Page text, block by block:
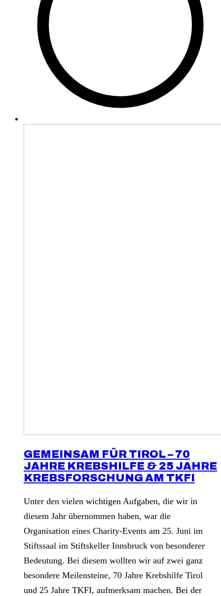
GEMEINSAM FÜR TIROL – 70
JAHRE KREBSHILFE & 25 JAHRE
KREBSFORSCHUNG AM TKFI
Unter den vielen wichtigen Aufgaben, die wir in
diesem Jahr übernommen haben, war die
Organisation eines Charity-Events am 25. Juni im
Stiftssaal im Stiftskeller Innsbruck von besonderer
Bedeutung. Bei diesem wollten wir auf zwei ganz
besondere Meilensteine, 70 Jahre Krebshilfe Tirol
und 25 Jahre TKFI, aufmerksam machen. Bei der